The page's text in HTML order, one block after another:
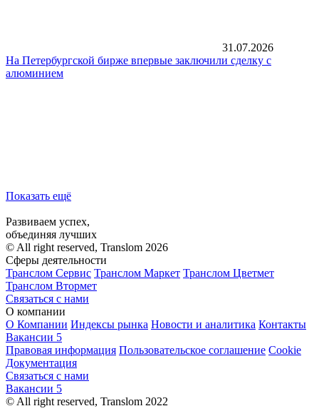
31.07.2026
На Петербургской бирже впервые заключили сделку с
алюминием
Показать ещё
Развиваем успех,
объединяя лучших
© All right reserved, Translom 2026
Сферы деятельности
Транслом Сервис Транслом Маркет Транслом Цветмет
Транслом Втормет
Связаться с нами
О компании
О Компании Индексы рынка Новости и аналитика Контакты
Вакансии 5
Правовая информация Пользовательское соглашение Cookie
Документация
Связаться с нами
Вакансии 5
© All right reserved, Translom 2022